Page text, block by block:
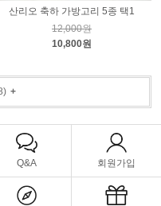
산리오 축하 가방고리 5종 택1
12,000원
10,800원
) +
Q&A 회원가입